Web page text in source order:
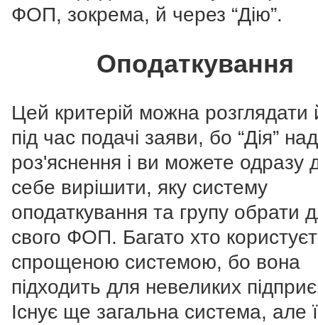
ФОП, зокрема, й через “Дію”.
Оподаткування
Цей критерій можна розглядати
під час подачі заяви, бо “Дія”
роз'яснення і ви можете одразу
себе вирішити, яку систему
оподаткування та групу обрати
свого ФОП. Багато хто
спрощеною системою, бо вона
підходить для невеликих
Існує ще загальна система, але